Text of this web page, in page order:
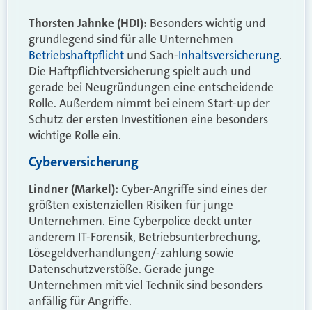
Thorsten Jahnke (HDI): Besonders wichtig und
grundlegend sind für alle Unternehmen
Betriebshaftpflicht und Sach-Inhaltsversicherung.
Die Haftpflichtversicherung spielt auch und
gerade bei Neugründungen eine entscheidende
Rolle. Außerdem nimmt bei einem Start-up der
Schutz der ersten Investitionen eine besonders
wichtige Rolle ein.
Cyberversicherung
Lindner (Markel): Cyber-Angriffe sind eines der
größten existenziellen Risiken für junge
Unternehmen. Eine Cyberpolice deckt unter
anderem IT-Forensik, Betriebsunterbrechung,
Lösegeldverhandlungen/-zahlung sowie
Datenschutzverstöße. Gerade junge
Unternehmen mit viel Technik sind besonders
anfällig für Angriffe.